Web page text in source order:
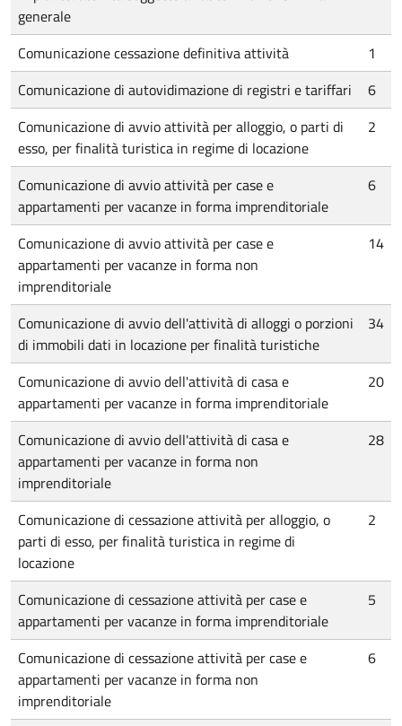
generale
Comunicazione cessazione definitiva attività
1
Comunicazione di autovidimazione di registri e tariffari
6
Comunicazione di avvio attività per alloggio, o parti di
esso, per finalità turistica in regime di locazione
2
Comunicazione di avvio attività per case e
appartamenti per vacanze in forma imprenditoriale
6
Comunicazione di avvio attività per case e
appartamenti per vacanze in forma non
imprenditoriale
14
Comunicazione di avvio dell'attività di alloggi o porzioni
di immobili dati in locazione per finalità turistiche
34
Comunicazione di avvio dell'attività di casa e
appartamenti per vacanze in forma imprenditoriale
20
Comunicazione di avvio dell'attività di casa e
appartamenti per vacanze in forma non
imprenditoriale
28
Comunicazione di cessazione attività per alloggio, o
parti di esso, per finalità turistica in regime di
locazione
2
Comunicazione di cessazione attività per case e
appartamenti per vacanze in forma imprenditoriale
5
Comunicazione di cessazione attività per case e
appartamenti per vacanze in forma non
imprenditoriale
6